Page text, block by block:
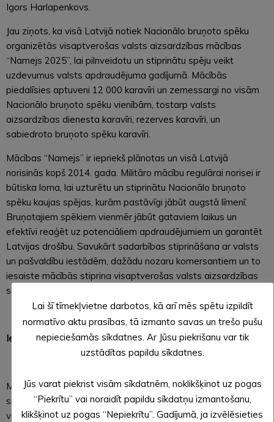
Igors Harlapenkovs.
Jau ziņots, ka visā Latvijā notiek Nacionālo bruņoto spēku
organizētās visaptverošas valsts aizsardzības mācības
“Namejs 2025”, lai pilnveidotu un stiprinātu spēju veikt
uzdevumus valsts apdraudējuma gadījumā. Mācībās
piedalīsies aptuveni 12 000 karavīri un zemessargi no visām
Nacionālo bruņoto spēku vienībām, tostarp valsts
aizsardzības dienesta karavīri, rezerves karavīri, un
sabiedroto bruņoto spēku karavīri.
Mācības “Namejs” ir iepriekš plānotas un visā Latvijā
norisinās kopš 2014. gada. Militāro mācību regulārai norisei ir
būtiska loma, lai uzturētu un stiprinātu Nacionālo bruņoto
spēku kaujas spējas, kurām pastāvīgi jābūt augstā līmenī.
Bruņotajiem spēkiem vienmēr jābūt gataviem laikus un
efektīvi reaģēt uz potenciāliem apdraudējumiem un garantēt
Latvijas drošību. Savukārt sadarbības stiprināšana ar valsts
un pašvaldību iestādēm, dažādu nozaru komersantiem un to
iesaiste mācībās stiprina visaptverošas valsts aizsardzības
sistēmu Latvijā.
Iedzīvotāju ievērībai!
Mācību “Namejs 2025” aktīvās fāzes laikā no 8. līdz 14.
septembrim Vidzemes reģionā notiks militārās tehnikas
vienību pārvietošanās pa koplietošanas un meža ceļiem,
Lai šī tīmekļvietne darbotos, kā arī mēs spētu izpildīt
normatīvo aktu prasības, tā izmanto savas un trešo pušu
nepieciešamās sīkdatnes. Ar Jūsu piekrišanu var tik
uzstādītas papildu sīkdatnes.
Jūs varat piekrist visām sīkdatnēm, noklikšķinot uz pogas
“Piekrītu” vai noraidīt papildu sīkdatņu izmantošanu,
klikšķinot uz pogas “Nepiekrītu”. Gadījumā, ja izvēlēsieties